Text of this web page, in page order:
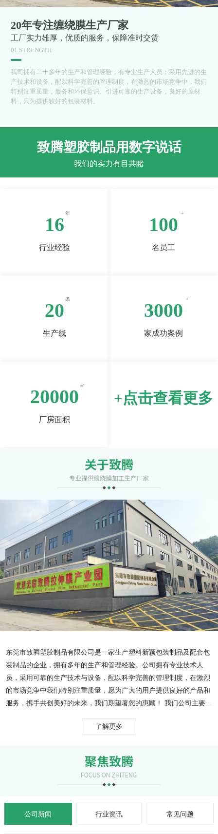
20年专注缠绕膜生产厂家
工厂实力雄厚，优质的服务，保障准时交货
01.STRENGTH
我司拥有二十多年的生产和管理经验，有专业生产人员；采用先进的生
产技术和设备，配以科学完善的管理制度，在激烈的市场竞争中，我们
特别注重质量，服务和环保意识。引进可靠的生产设备，良好的原材
料，只为提供较好的包装材料。
致腾塑胶制品用数字说话
我们的实力有目共睹
16
行业经验
100
名员工
20
生产线
3000
家成功案例
20000
厂房面积
+点击查看更多
东莞市致腾塑胶制品有限公司是一家生产塑料新颖包装制品及配套包
装制品的企业，拥有多年的生产和管理经验。公司拥有专业技术人
员，采用可靠的生产技术与设备，配以科学完善的管理制度，在激烈
的市场竞争中我们特别注重质量，愿为广大的用户提供良好的产品和
服务，携手共创美好的未来，我们期望著您的惠顾！ 我们公司主要...
了解更多
公司新闻 行业资讯 常见问题